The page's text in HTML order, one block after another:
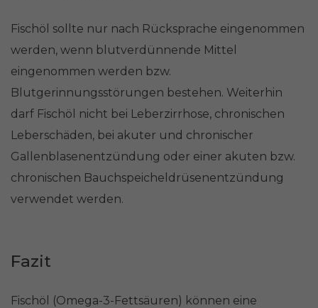
Fischöl sollte nur nach Rücksprache eingenommen
werden, wenn blutverdünnende Mittel
eingenommen werden bzw.
Blutgerinnungsstörungen bestehen. Weiterhin
darf Fischöl nicht bei Leberzirrhose, chronischen
Leberschäden, bei akuter und chronischer
Gallenblasenentzündung oder einer akuten bzw.
chronischen Bauchspeicheldrüsenentzündung
verwendet werden.
Fazit
Fischöl (Omega-3-Fettsäuren) können eine